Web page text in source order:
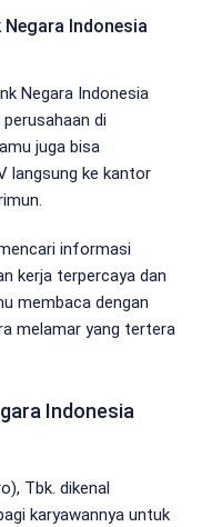
Indonesia
Negara Indonesia
di
juga bisa
langsung ke kantor
informasi
kerja terpercaya dan
membaca dengan
melamar yang tertera
Indonesia
Tbk. dikenal
karyawannya untuk